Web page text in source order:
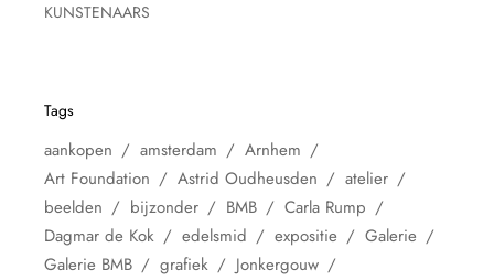
KUNSTENAARS
Tags
aankopen amsterdam
Arnhem
Art Foundation
Astrid Oudheusden
atelier
beelden
bijzonder BMB
Carla Rump
Dagmar de Kok
edelsmid expositie
Galerie
Galerie BMB
grafiek
Jonkergouw